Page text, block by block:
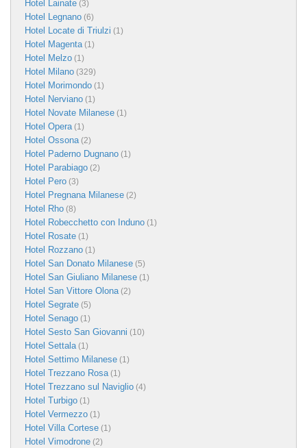
Hotel Lainate (3)
Hotel Legnano (6)
Hotel Locate di Triulzi (1)
Hotel Magenta(1)
Hotel Melzo (1)
Hotel Milano (329)
Hotel Morimondo (1)
Hotel Nerviano (1)
Hotel Novate Milanese (1)
Hotel Opera(1)
Hotel Ossona(2)
Hotel Paderno Dugnano (1)
Hotel Parabiago (2)
Hotel Pero (3)
Hotel Pregnana Milanese (2)
Hotel Rho (8)
Hotel Robecchetto con Induno (1)
Hotel Rosate (1)
Hotel Rozzano (1)
Hotel San Donato Milanese (5)
Hotel San Giuliano Milanese (1)
Hotel San Vittore Olona(2)
Hotel Segrate (5)
Hotel Senago (1)
Hotel Sesto San Giovanni (10)
Hotel Settala(1)
Hotel Settimo Milanese (1)
Hotel Trezzano Rosa(1)
Hotel Trezzano sul Naviglio (4)
Hotel Turbigo (1)
Hotel Vermezzo (1)
Hotel Villa Cortese (1)
Hotel Vimodrone (2)